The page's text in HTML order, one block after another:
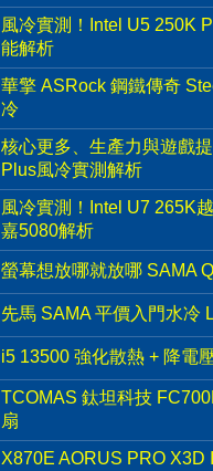
風冷實測！Intel U5 250K
能解析
華擎 ASRock 鋼鐵傳奇
冷
核心更多、生產力與遊戲
Plus風冷實測解析
風冷實測！Intel U7 265K
嘉5080解析
螢幕想放哪就放哪 SAMA
先馬 SAMA 平價入門水冷
i5 13500 強化散熱 + 降電
TCOMAS 鈦坦科技
扇
X870E AORUS PRO